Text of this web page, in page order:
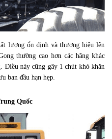
lượng ổn định và thương hiệu lên
thường cao hơn các hãng khác
Điều này cũng gây 1 chút khó khăn
ban đầu hạn hẹp.
Quốc